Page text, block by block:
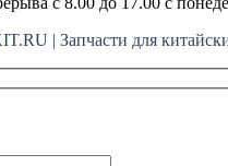
| Запчасти для